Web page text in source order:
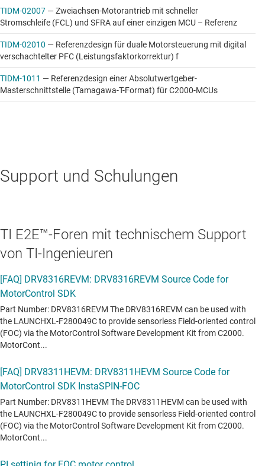
TIDM-02007 —Zweiachsen-Motorantrieb mit schneller
Stromschleife (FCL) und SFRA auf einer einzigen MCU – Referenz
TIDM-02010 — Referenzdesign für duale Motorsteuerung mit digital
verschachtelter PFC (Leistungsfaktorkorrektur) f
TIDM-1011 — Referenzdesign einer Absolutwertgeber-
Masterschnittstelle (Tamagawa-T-Format) für C2000-MCUs
Support und Schulungen
TI E2E™-Foren mit technischem Support
von TI-Ingenieuren